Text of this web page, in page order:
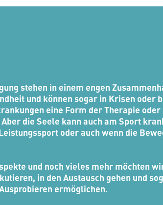
stehen in einem engen
und können sogar in Krisen oder
eine Form der Therapie oder
die Seele kann auch am Sport
oder auch wenn die
und noch vieles mehr möchten
in den Austausch gehen und
ermöglichen.